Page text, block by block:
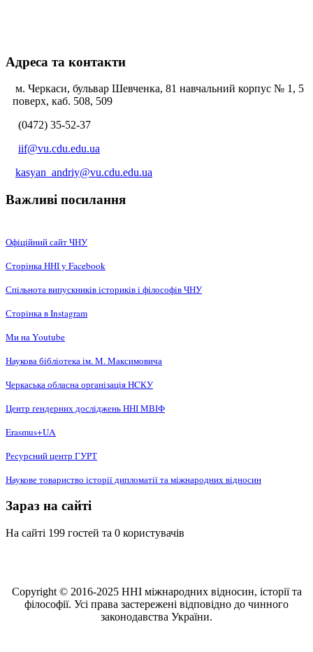
Адреса та контакти
м. Черкаси, бульвар Шевченка, 81 навчальний корпус № 1, 5
поверх, каб. 508, 509
(0472) 35-52-37
iif@vu.cdu.edu.ua
kasyan_andriy@vu.cdu.edu.ua
Важливі посилання
Офіційний сайт ЧНУ
Сторінка ННІ у Facebook
Спільнота випускників істориків і філософів ЧНУ
Сторінка в Instagram
Ми на Youtube
Наукова бібліотека ім. М. Максимовича
Черкаська обласна організація НCКУ
Центр ґендерних досліджень ННІ МВІФ
Erasmus+UA
Ресурсний центр ГУРТ
Наукове товариство історії дипломатії та міжнародних відносин
Зараз на сайті
На сайті 199 гостей та 0 користувачів
Copyright © 2016-2025 ННІ міжнародних відносин, історії та
філософії. Усі права застережені відповідно до чинного
законодавства України.